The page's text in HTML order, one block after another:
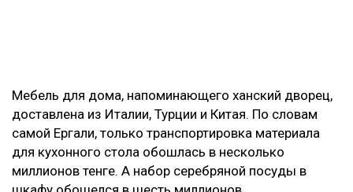
Мебель для дома, напоминающего ханский дворец,
доставлена из Италии, Турции и Китая. По словам
самой Ергали, только транспортировка материала
для кухонного стола обошлась в несколько
миллионов тенге. А набор серебряной посуды в